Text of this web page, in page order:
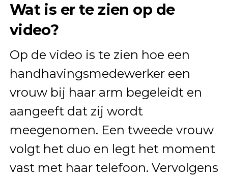
Wat is er te zien op de
video?
Op de video is te zien hoe een
handhavingsmedewerker een
vrouw bij haar arm begeleidt en
aangeeft dat zij wordt
meegenomen. Een tweede vrouw
volgt het duo en legt het moment
vast met haar telefoon. Vervolgens